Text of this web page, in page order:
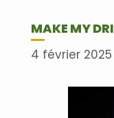
MAKE MY
4 février 2025